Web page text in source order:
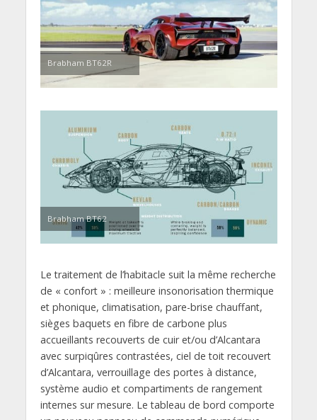
Brabham BT62R
Brabham BT62
Le traitement de l’habitacle suit la même recherche
de « confort » : meilleure insonorisation thermique
et phonique, climatisation, pare-brise chauffant,
sièges baquets en fibre de carbone plus
accueillants recouverts de cuir et/ou d’Alcantara
avec surpiqûres contrastées, ciel de toit recouvert
d’Alcantara, verrouillage des portes à distance,
système audio et compartiments de rangement
internes sur mesure. Le tableau de bord comporte